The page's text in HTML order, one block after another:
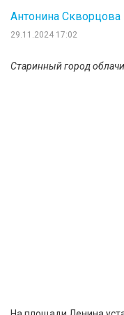
29.11.2024 17:02
Антонина Скворцова
Старинный город